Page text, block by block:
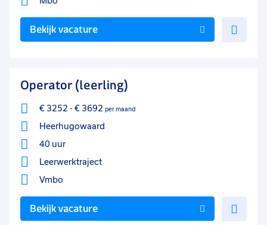
Bekijk vacature
Operator (leerling)
€ 3252 - € 3692 per maand
Heerhugowaard
40 uur
Leerwerktraject
Vmbo
Bekijk vacature